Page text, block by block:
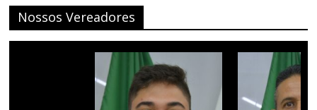
Nossos Vereadores